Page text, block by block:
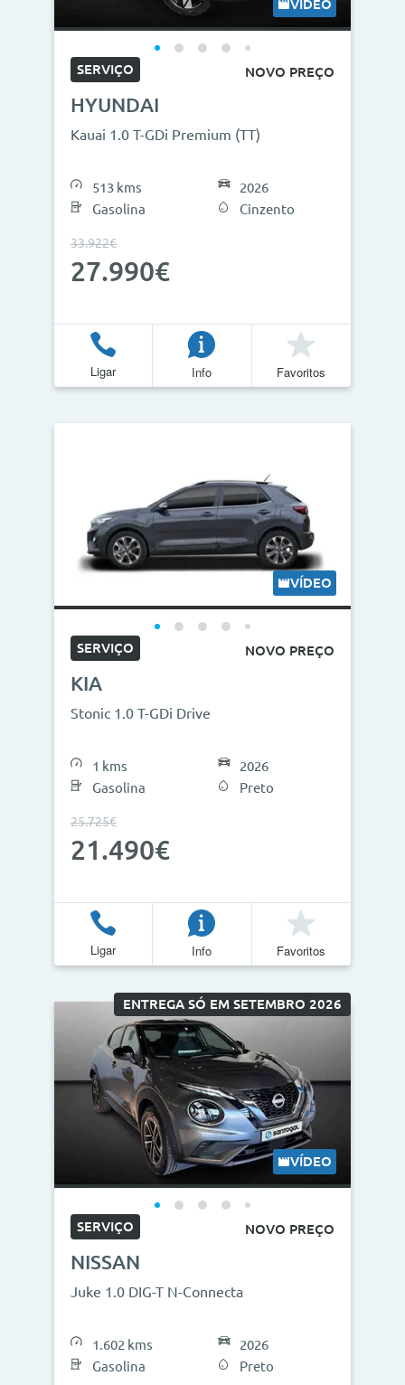
VÍDEO
SERVIÇO NOVO PREÇO
HYUNDAI
Kauai 1.0 T-GDi Premium (TT)
513 kms
Gasolina
2026
Cinzento
33.922€
27.990€
Ligar Info Favoritos
VÍDEO
SERVIÇO NOVO PREÇO
KIA
Stonic 1.0 T-GDi Drive
1 kms
Gasolina
2026
Preto
25.725€
21.490€
Ligar Info Favoritos
ENTREGA SÓ EM SETEMBRO 2026
VÍDEO
SERVIÇO NOVO PREÇO
NISSAN
Juke 1.0 DIG-T N-Connecta
1.602 kms
Gasolina
2026
Preto